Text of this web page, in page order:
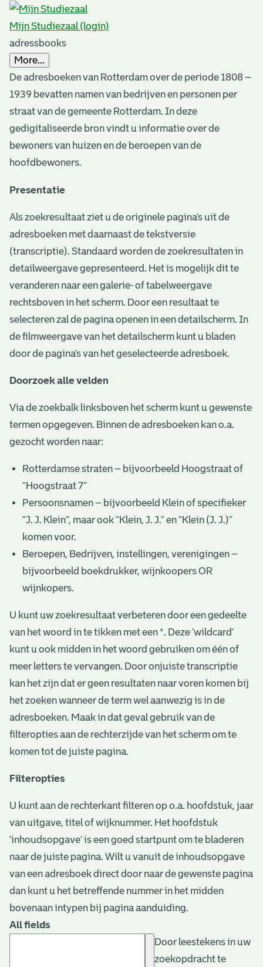
e
s
u
l
t
s
Mijn Studiezaal (login)
adressbooks
More...
De adresboeken van Rotterdam over de periode 1808 –
1939 bevatten namen van bedrijven en personen per
straat van de gemeente Rotterdam. In deze
gedigitaliseerde bron vindt u informatie over de
bewoners van huizen en de beroepen van de
hoofdbewoners.
Presentatie
Als zoekresultaat ziet u de originele pagina’s uit de
adresboeken met daarnaast de tekstversie
(transcriptie). Standaard worden de zoekresultaten in
detailweergave gepresenteerd. Het is mogelijk dit te
veranderen naar een galerie- of tabelweergave
rechtsboven in het scherm. Door een resultaat te
selecteren zal de pagina openen in een detailscherm. In
de filmweergave van het detailscherm kunt u bladen
door de pagina’s van het geselecteerde adresboek.
Doorzoek alle velden
Via de zoekbalk linksboven het scherm kunt u gewenste
termen opgegeven. Binnen de adresboeken kan o.a.
gezocht worden naar:
Rotterdamse straten – bijvoorbeeld Hoogstraat of
“Hoogstraat 7”
Persoonsnamen – bijvoorbeeld Klein of specifieker
“J. J. Klein”, maar ook ”Klein, J. J.” en “Klein (J. J.)”
komen voor.
Beroepen, Bedrijven, instellingen, verenigingen –
bijvoorbeeld boekdrukker, wijnkoopers OR
wijnkopers.
U kunt uw zoekresultaat verbeteren door een gedeelte
van het woord in te tikken met een *. Deze ‘wildcard’
kunt u ook midden in het woord gebruiken om één of
meer letters te vervangen. Door onjuiste transcriptie
kan het zijn dat er geen resultaten naar voren komen bij
het zoeken wanneer de term wel aanwezig is in de
adresboeken. Maak in dat geval gebruik van de
filteropties aan de rechterzijde van het scherm om te
komen tot de juiste pagina.
Filteropties
U kunt aan de rechterkant filteren op o.a. hoofdstuk, jaar
van uitgave, titel of wijknummer. Het hoofdstuk
‘inhoudsopgave’ is een goed startpunt om te bladeren
naar de juiste pagina. Wilt u vanuit de inhoudsopgave
van een adresboek direct door naar de gewenste pagina
dan kunt u het betreffende nummer in het midden
bovenaan intypen bij pagina aanduiding.
All fields
Door leestekens in uw
zoekopdracht te